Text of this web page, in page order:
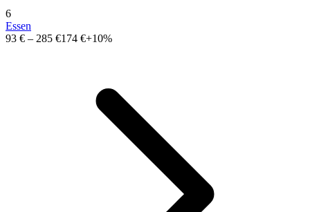
6
Essen
93 € – 285 €174 €+10%